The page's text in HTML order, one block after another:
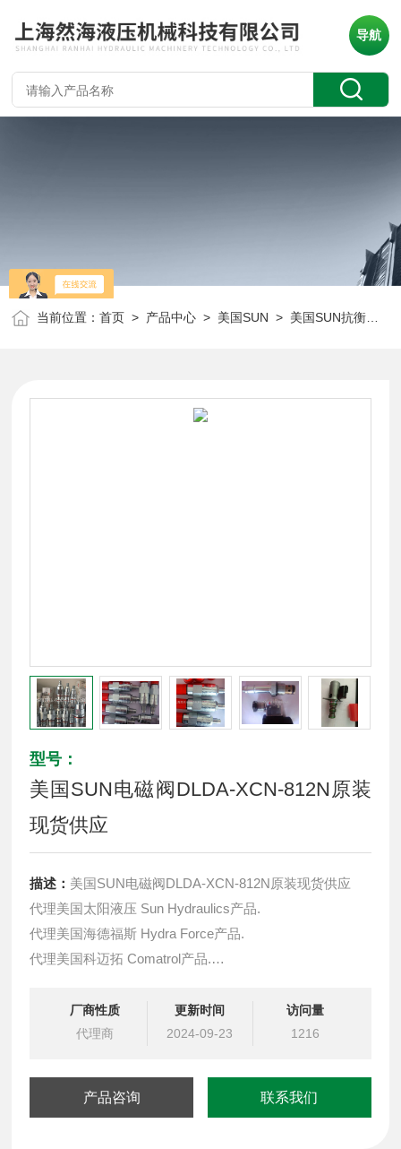
导航
当前位置：首页 > 产品中心 > 美国SUN > 美国SUN抗衡阀
型号：
美国SUN电磁阀DLDA-XCN-812N原装
现货供应
描述： 美国SUN电磁阀DLDA-XCN-812N原装现货供应
代理美国太阳液压 Sun Hydraulics产品.
代理美国海德福斯 Hydra Force产品.
代理美国科迈拓 Comatrol产品.
提供油路系统设计,油路块设计,阀块设计与选型
液压油缸，经销力士乐、派克、中国台湾北部等液压元件
厂商性质
代理商
更新时间
2024-09-23
访问量
1216
产品咨询 联系我们